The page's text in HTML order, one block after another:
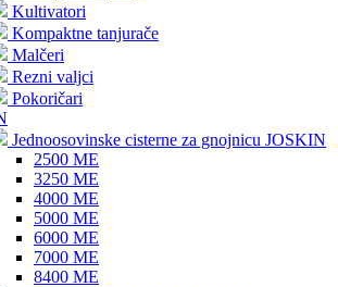
Kultivatori
Kompaktne tanjurače
Malčeri
Rezni valjci
Pokoričari
Jednoosovinske cisterne za gnojnicu JOSKIN
2500 ME
3250 ME
4000 ME
5000 ME
6000 ME
7000 ME
8400 ME